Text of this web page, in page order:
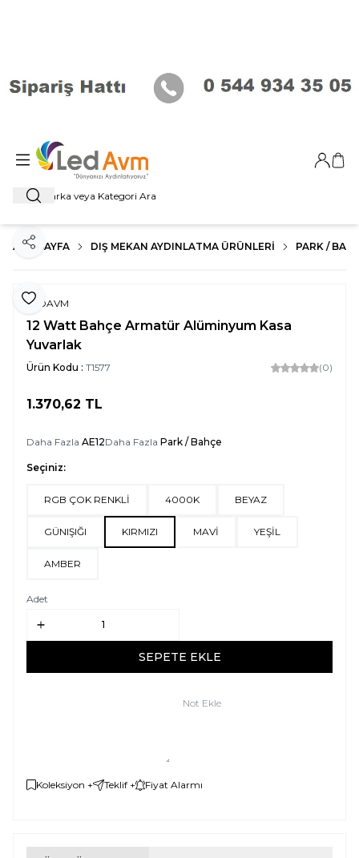
Ara
Giriş
ANA SAYFA DIŞ MEKAN AYDINLATMA ÜRÜNLERI PARK /
Favoriye Ekle
Paylaş
LEDAVM
12 Watt Bahçe Armatür Alüminyum Kasa
Yuvarlak
Ürün Kodu : T1577 (0)
1.370,62 TL
Daha Fazla AE12Daha Fazla Park / Bahçe
Seçiniz:
RGB ÇOK RENKLİ 4000K BEYAZ
GÜNIŞIĞI KIRMIZI MAVİ YEŞİL
AMBER
Adet
SEPETE EKLE
Not Ekle
Koleksiyon + Teklif + Fiyat Alarmı